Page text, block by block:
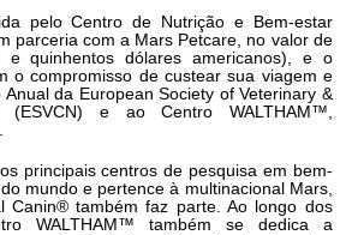
pelo Centro de Nutrição e Bem-estar
parceria com a Mars Petcare, no valor de
e quinhentos dólares americanos), e o
o compromisso de custear sua viagem e
da European Society of Veterinary &
(ESVCN) e ao Centro WALTHAM™,
principais centros de pesquisa em bem-
mundo e pertence à multinacional Mars,
Canin® também faz parte. Ao longo dos
WALTHAM™ também se dedica a